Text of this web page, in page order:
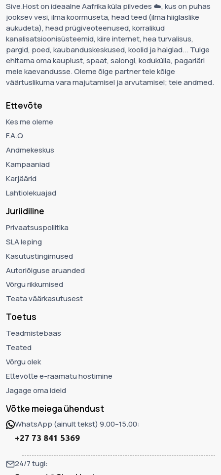
Sive.Host on ideaalne Aafrika küla pilvedes ☁️, kus on puhas
jooksev vesi, ilma koormuseta, head teed (ilma hiiglaslike
aukudeta), head prügiveoteenused, korralikud
kanalisatsioonisüsteemid, kiire internet, hea turvalisus,
pargid, poed, kaubanduskeskused, koolid ja haiglad... Tulge
ehitama oma kauplust, spaat, salongi, kodukülla, pagariäri
meie kaevandusse. Oleme õige partner teie kõige
väärtuslikuma vara majutamisel ja arvutamisel; teie andmed.
Ettevõte
Kes me oleme
F.A.Q
Andmekeskus
Kampaaniad
Karjäärid
Lahtiolekuajad
Juriidiline
Privaatsuspoliitika
SLA leping
Kasutustingimused
Autoriõiguse aruanded
Võrgu rikkumised
Teata väärkasutusest
Toetus
Teadmistebaas
Teated
Võrgu olek
Ettevõtte e-raamatu hostimine
Jagage oma ideid
Võtke meiega ühendust
WhatsApp (ainult tekst) 9.00–15.00:
+27 73 841 5369
24/7 tugi: